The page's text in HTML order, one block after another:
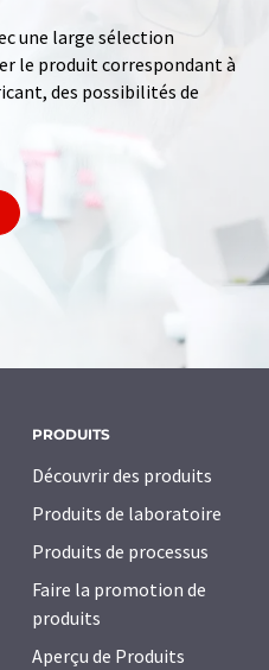
une large sélection
le produit correspondant à
des possibilités de
PRODUITS
Découvrir des produits
Produits de laboratoire
Produits de processus
Faire la promotion de
produits
Aperçu de Produits